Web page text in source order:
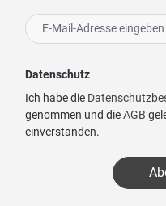
Datenschutz
Ich habe die
genommen und dieAGB
einverstanden.